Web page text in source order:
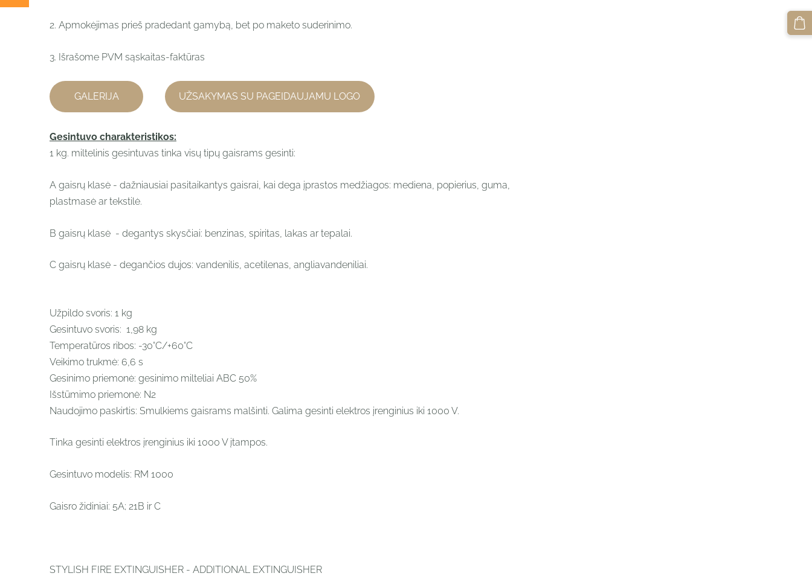
2. Apmokėjimas prieš pradedant gamybą, bet po maketo suderinimo.
3. Išrašome PVM sąskaitas-faktūras
GALERIJA UŽSAKYMAS SU PAGEIDAUJAMU LOGO
Gesintuvo charakteristikos:
1 kg. miltelinis gesintuvas tinka visų tipų gaisrams gesinti:
A gaisrų klasė - dažniausiai pasitaikantys gaisrai, kai dega įprastos medžiagos: mediena, popierius, guma,
plastmasė ar tekstilė.
B gaisrų klasė - degantys skysčiai: benzinas, spiritas, lakas ar tepalai.
C gaisrų klasė - degančios dujos: vandenilis, acetilenas, angliavandeniliai.
Užpildo svoris: 1 kg
Gesintuvo svoris: 1,98 kg
Temperatūros ribos: -30°C/+60°C
Veikimo trukmė: 6,6 s
Gesinimo priemonė: gesinimo milteliai ABC 50%
Išstūmimo priemonė: N2
Naudojimo paskirtis: Smulkiems gaisrams malšinti. Galima gesinti elektros įrenginius iki 1000 V.
Tinka gesinti elektros įrenginius iki 1000 V įtampos.
Gesintuvo modelis: RM 1000
Gaisro židiniai: 5A; 21B ir C
STYLISH FIRE EXTINGUISHER - ADDITIONAL EXTINGUISHER